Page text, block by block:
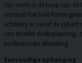
zijn vorm in de loop van de
rondom het hele frame
schilderij er vanaf de
van strakke doekspanning,
professionele afwerking.
Eenvoudige ophanging